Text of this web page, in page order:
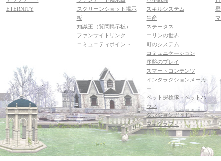
ETERNITY
スクリーンショット掲示
板
知識王（質問掲示板）
ファンサイトリンク
コミュニティポイント
スキルシステム
生産
ステータス
エリンの世界
町のシステム
コミュニケーション
序盤のプレイ
スマートコンテンツ
インタラクションメーカ
ー
ペット探検隊・ペットハ
ウス
ダンジョンガイド
マギグラフィ